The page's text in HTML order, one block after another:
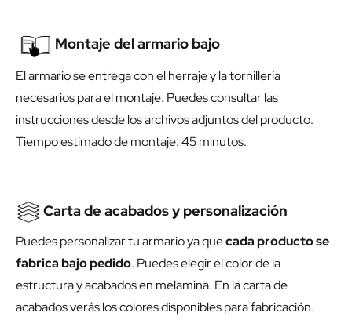
Montaje del armario bajo
El armario se entrega con el herraje y la tornillería
necesarios para el montaje. Puedes consultar las
instrucciones desde los archivos adjuntos del producto.
Tiempo estimado de montaje: 45 minutos.
Carta de acabados y personalización
Puedes personalizar tu armario ya quecada producto se
fabrica bajo pedido. Puedes elegir el color de la
estructura y acabados en melamina. En la carta de
acabados verás los colores disponibles para fabricación.